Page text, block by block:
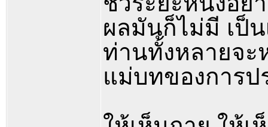
ผลมันก็ไม่มี เป็น
ท่านทั้งหลายจ
แม่บทของการป